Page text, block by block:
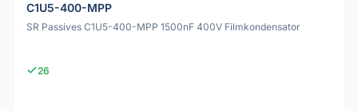
C1U5-400-MPP
SR Passives C1U5-400-MPP 1500nF 400V Filmkondensator
26